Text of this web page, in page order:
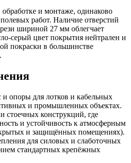
и монтаже, одинаково
работ. Наличие отверстий
шириной 27 мм облегчает
серый цвет покрытия нейтрален и
покраски в большинстве
опоры для лотков и кабельных
и промышленных объектах.
стоечных конструкций, где
и устойчивость к атмосферным
и защищённых помещениях).
для силовых и слаботочных
стандартных крепёжных